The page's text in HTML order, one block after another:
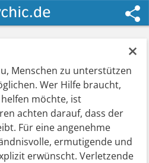
×
Menschen zu unterstützen
Wer Hilfe braucht,
möchte, ist
achten darauf, dass der
Für eine angenehme
ermutigende und
erwünscht. Verletzende